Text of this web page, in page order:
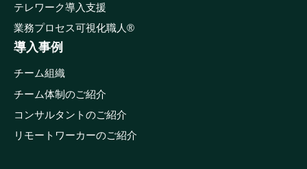
テレワーク導入支援
業務プロセス可視化職人®
導入事例
チーム組織
チーム体制のご紹介
コンサルタントのご紹介
リモートワーカーのご紹介